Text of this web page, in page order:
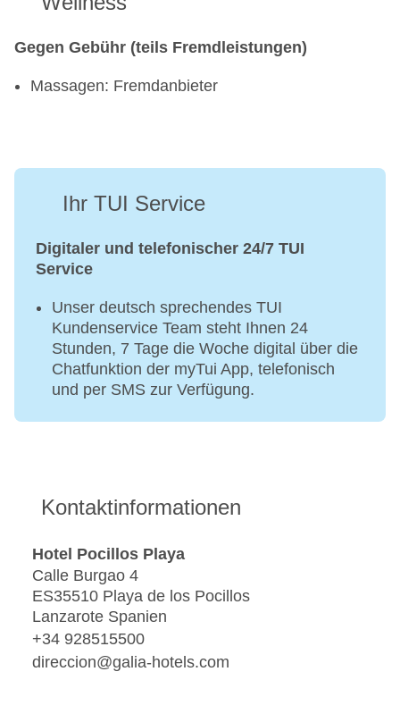
Gegen Gebühr (teils Fremdleistungen)
Massagen: Fremdanbieter
Ihr TUI Service
Digitaler und telefonischer 24/7 TUI
Service
Unser deutsch sprechendes TUI
Kundenservice Team steht Ihnen 24
Stunden, 7 Tage die Woche digital über die
Chatfunktion der myTui App, telefonisch
und per SMS zur Verfügung.
Kontaktinformationen
Hotel Pocillos Playa
Calle Burgao 4
ES35510 Playa de los Pocillos
Lanzarote Spanien
+34 928515500
direccion@galia-hotels.com